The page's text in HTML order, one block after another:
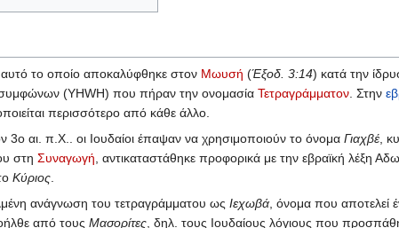
το οποίο αποκαλύφθηκε στον Μωυσή (Έξοδ. 3:14) κατά την
(YHWH) που πήραν την ονομασία Τετραγράμματον. Στην
περισσότερο από κάθε άλλο.
3ο αι. π.Χ.. οι Ιουδαίοι έπαψαν να χρησιμοποιούν το όνομα Γιαχβέ,
στη Συναγωγή, αντικαταστάθηκε προφορικά με την εβραϊκή λέξη
Κύριος.
ανάγνωση του τετραγράμματου ως Ιεχωβά, όνομα που αποτελεί
από τους Μασορίτες, δηλ. τους Ιουδαίους λόγιους που